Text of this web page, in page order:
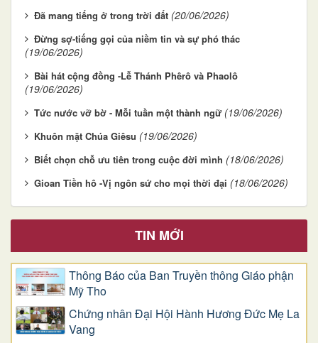
Đã mang tiếng ở trong trời đất (20/06/2026)
Đừng sợ-tiếng gọi của niềm tin và sự phó thác
(19/06/2026)
Bài hát cộng đồng -Lễ Thánh Phêrô và Phaolô
(19/06/2026)
Tức nước vỡ bờ - Mỗi tuần một thành ngữ (19/06/2026)
Khuôn mặt Chúa Giêsu (19/06/2026)
Biết chọn chỗ ưu tiên trong cuộc đời mình (18/06/2026)
Gioan Tiền hô -Vị ngôn sứ cho mọi thời đại (18/06/2026)
TIN MỚI
Thông Báo của Ban Truyền thông Giáo phận
Mỹ Tho
Chứng nhân Đại Hội Hành Hương Đức Mẹ La
Vang